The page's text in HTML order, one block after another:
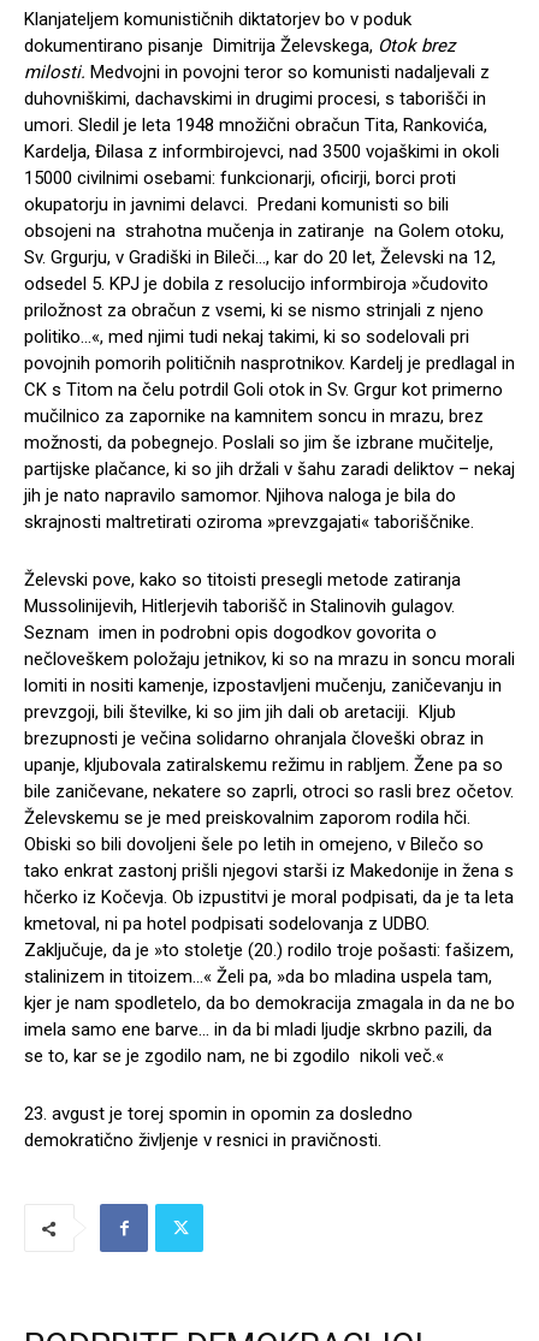
Klanjateljem komunističnih diktatorjev bo v poduk
dokumentirano pisanje Dimitrija Želevskega, Otok brez
milosti. Medvojni in povojni teror so komunisti nadaljevali z
duhovniškimi, dachavskimi in drugimi procesi, s taborišči in
umori. Sledil je leta 1948 množični obračun Tita, Rankovića,
Kardelja, Đilasa z informbirojevci, nad 3500 vojaškimi in okoli
15000 civilnimi osebami: funkcionarji, oficirji, borci proti
okupatorju in javnimi delavci. Predani komunisti so bili
obsojeni na strahotna mučenja in zatiranje na Golem otoku,
Sv. Grgurju, v Gradiški in Bileči…, kar do 20 let, Želevski na 12,
odsedel 5. KPJ je dobila z resolucijo informbiroja »čudovito
priložnost za obračun z vsemi, ki se nismo strinjali z njeno
politiko…«, med njimi tudi nekaj takimi, ki so sodelovali pri
povojnih pomorih političnih nasprotnikov. Kardelj je predlagal in
CK s Titom na čelu potrdil Goli otok in Sv. Grgur kot primerno
mučilnico za zapornike na kamnitem soncu in mrazu, brez
možnosti, da pobegnejo. Poslali so jim še izbrane mučitelje,
partijske plačance, ki so jih držali v šahu zaradi deliktov – nekaj
jih je nato napravilo samomor. Njihova naloga je bila do
skrajnosti maltretirati oziroma »prevzgajati« taboriščnike.
Želevski pove, kako so titoisti presegli metode zatiranja
Mussolinijevih, Hitlerjevih taborišč in Stalinovih gulagov.
Seznam imen in podrobni opis dogodkov govorita o
nečloveškem položaju jetnikov, ki so na mrazu in soncu morali
lomiti in nositi kamenje, izpostavljeni mučenju, zaničevanju in
prevzgoji, bili številke, ki so jim jih dali ob aretaciji. Kljub
brezupnosti je večina solidarno ohranjala človeški obraz in
upanje, kljubovala zatiralskemu režimu in rabljem. Žene pa so
bile zaničevane, nekatere so zaprli, otroci so rasli brez očetov.
Želevskemu se je med preiskovalnim zaporom rodila hči.
Obiski so bili dovoljeni šele po letih in omejeno, v Bilečo so
tako enkrat zastonj prišli njegovi starši iz Makedonije in žena s
hčerko iz Kočevja. Ob izpustitvi je moral podpisati, da je ta leta
kmetoval, ni pa hotel podpisati sodelovanja z UDBO.
Zaključuje, da je »to stoletje (20.) rodilo troje pošasti: fašizem,
stalinizem in titoizem…« Želi pa, »da bo mladina uspela tam,
kjer je nam spodletelo, da bo demokracija zmagala in da ne bo
imela samo ene barve… in da bi mladi ljudje skrbno pazili, da
se to, kar se je zgodilo nam, ne bi zgodilo nikoli več.«
23. avgust je torej spomin in opomin za dosledno
demokratično življenje v resnici in pravičnosti.